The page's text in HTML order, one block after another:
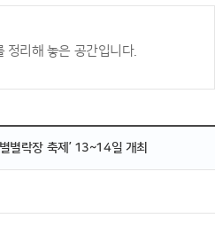
정리해 놓은 공간입니다.
별락장 축제’ 13~14일 개최